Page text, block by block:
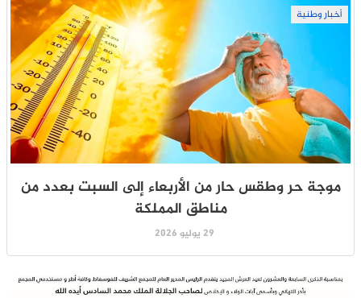
أخبار وطنية
موجة حر وطقس حار من الأربعاء إلى السبت بعدد من
مناطق المملكة
29 يوليو 2026